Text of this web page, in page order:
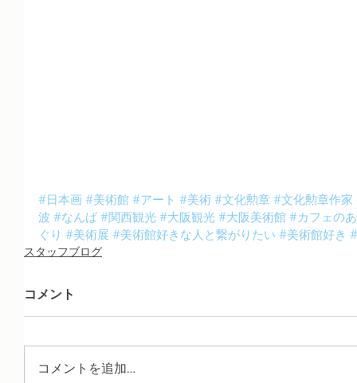
#日本画 #美術館 #アート #美術 #文化勲章 #文化勲章作家
波 #なんば #関西観光 #大阪観光 #大阪美術館 #カフェの
ぐり #美術展 #美術館好きな人と繋がりたい #美術館好き
スタッフブログ
コメント
コメントを追加…